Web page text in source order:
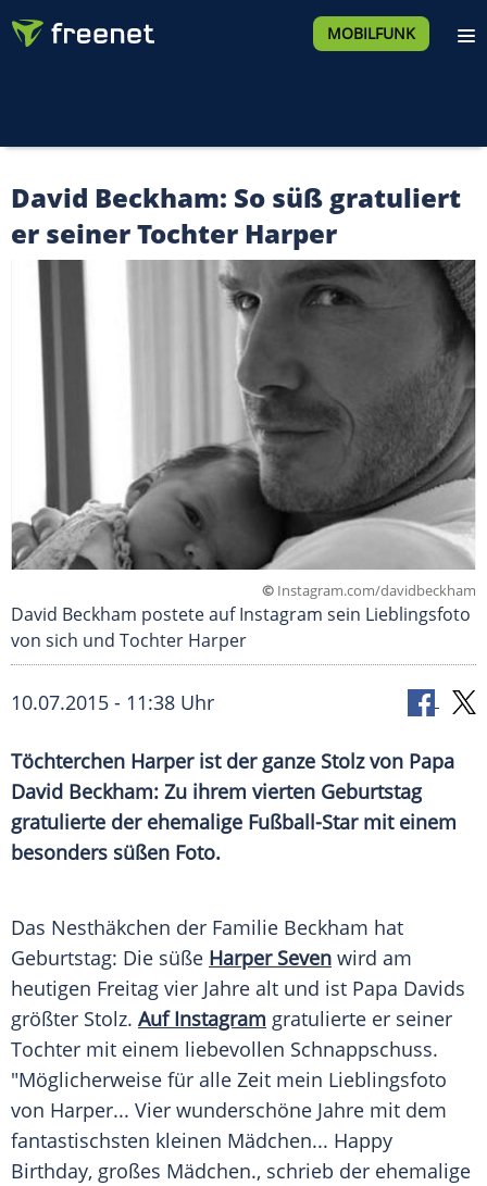
MOBILFUNK
David Beckham: So süß gratuliert
er seiner Tochter Harper
© Instagram.com/davidbeckham
David Beckham postete auf Instagram sein Lieblingsfoto
von sich und Tochter Harper
10.07.2015 - 11:38 Uhr
Töchterchen Harper ist der ganze Stolz von Papa
David Beckham: Zu ihrem vierten Geburtstag
gratulierte der ehemalige Fußball-Star mit einem
besonders süßen Foto.
Das Nesthäkchen der Familie Beckham hat
Geburtstag: Die süße Harper Seven wird am
heutigen Freitag vier Jahre alt und ist Papa Davids
größter Stolz. Auf Instagram gratulierte er seiner
Tochter mit einem liebevollen Schnappschuss.
"Möglicherweise für alle Zeit mein Lieblingsfoto
von Harper... Vier wunderschöne Jahre mit dem
fantastischsten kleinen Mädchen... Happy
Birthday, großes Mädchen., schrieb der ehemalige